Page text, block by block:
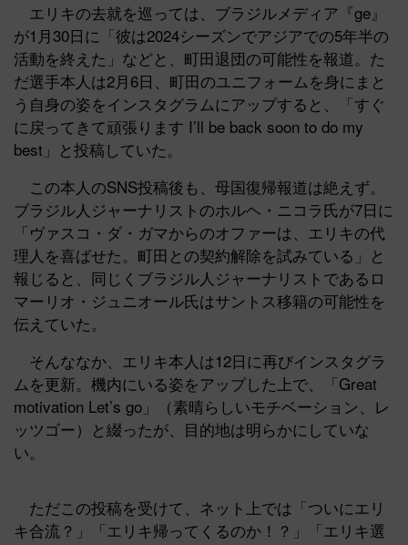
エリキの去就を巡っては、ブラジルメディア『ge』
が1月30日に「彼は2024シーズンでアジアでの5年半の
活動を終えた」などと、町田退団の可能性を報道。た
だ選手本人は2月6日、町田のユニフォームを身にまと
う自身の姿をインスタグラムにアップすると、「すぐ
に戻ってきて頑張ります I’ll be back soon to do my
best」と投稿していた。
この本人のSNS投稿後も、母国復帰報道は絶えず。
ブラジル人ジャーナリストのホルヘ・ニコラ氏が7日に
「ヴァスコ・ダ・ガマからのオファーは、エリキの代
理人を喜ばせた。町田との契約解除を試みている」と
報じると、同じくブラジル人ジャーナリストであるロ
マーリオ・ジュニオール氏はサントス移籍の可能性を
伝えていた。
そんななか、エリキ本人は12日に再びインスタグラ
ムを更新。機内にいる姿をアップした上で、「Great
motivation Let’s go」（素晴らしいモチベーション、レ
ッツゴー）と綴ったが、目的地は明らかにしていな
い。
ただこの投稿を受けて、ネット上では「ついにエリ
キ合流？」「エリキ帰ってくるのか！？」「エリキ選